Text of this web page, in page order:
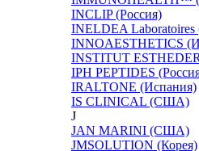
INCLIP (Россия)
INELDEA
INNOAESTHETICS
INSTITUT
IPH PEPTIDES
IRALTONE (Испания)
IS CLINICAL (США)
J
JAN MARINI (США)
JMSOLUTION (Корея)